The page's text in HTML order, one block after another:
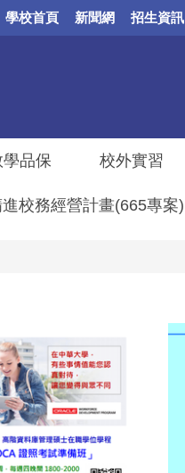
學校首頁 新聞網 招生資訊
學品保 校外實習
校務經營計畫(665專案)